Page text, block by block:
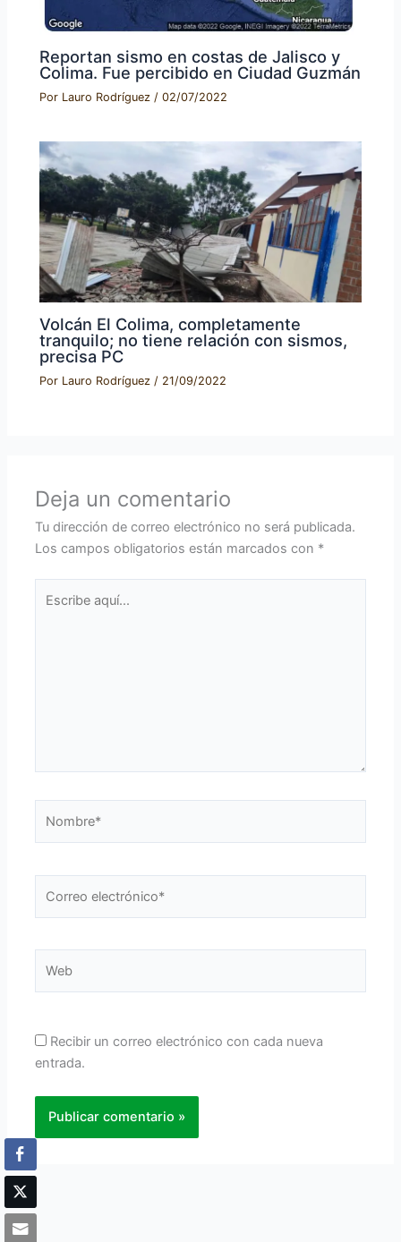
Reportan sismo en costas de Jalisco y
Colima. Fue percibido en Ciudad Guzmán
Por Lauro Rodríguez /02/07/2022
Volcán El Colima, completamente
tranquilo; no tiene relación con sismos,
precisa PC
Por Lauro Rodríguez / 21/09/2022
Deja un comentario
Tu dirección de correo electrónico no será publicada.
Los campos obligatorios están marcados con *
aquí...
electrónico*
Recibir un correo electrónico con cada nueva
entrada.